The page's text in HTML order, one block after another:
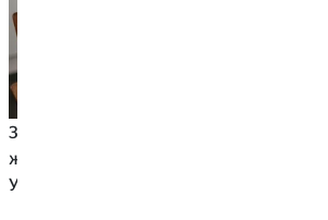
Замість того, щоб брати справу у свої
жінок залишають усі фінансові
У багатьох навіть немає власного